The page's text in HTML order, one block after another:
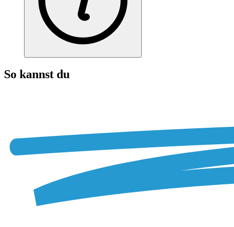
So kannst du